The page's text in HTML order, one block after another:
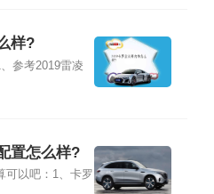
样?
参考2019雷凌
置怎么样?
可以吧：1、卡罗